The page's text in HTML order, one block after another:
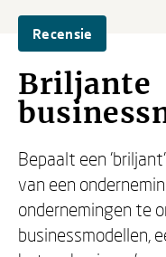
Recensie
Briljante
Bepaalt een
van een
ondernemingen te
businessmodellen,